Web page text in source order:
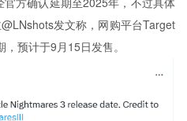
发文称，网购平台Target
预计于9月15日发售。